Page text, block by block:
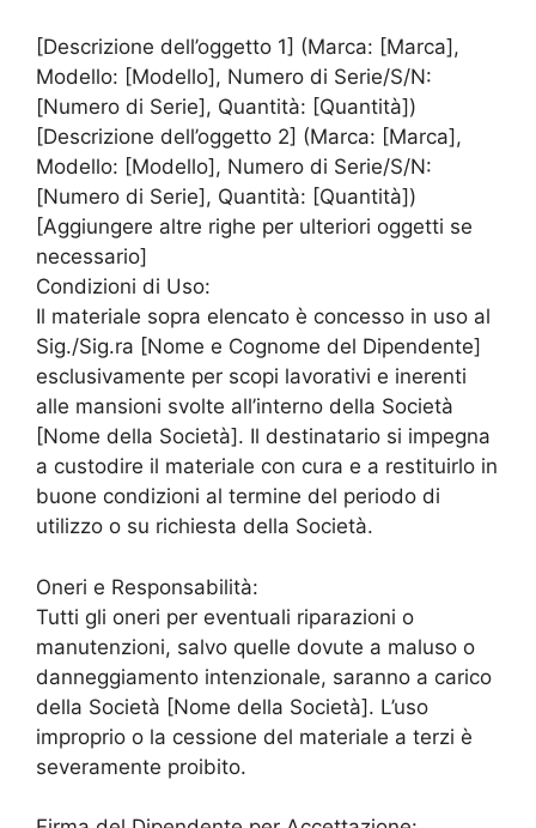
[Descrizione dell’oggetto 1] (Marca: [Marca],
Modello: [Modello], Numero di Serie/S/N:
[Numero di Serie], Quantità: [Quantità])
[Descrizione dell’oggetto 2] (Marca: [Marca],
Modello: [Modello], Numero di Serie/S/N:
[Numero di Serie], Quantità: [Quantità])
[Aggiungere altre righe per ulteriori oggetti se
necessario]
Condizioni di Uso:
Il materiale sopra elencato è concesso in uso al
Sig./Sig.ra [Nome e Cognome del Dipendente]
esclusivamente per scopi lavorativi e inerenti
alle mansioni svolte all’interno della Società
[Nome della Società]. Il destinatario si impegna
a custodire il materiale con cura e a restituirlo in
buone condizioni al termine del periodo di
utilizzo o su richiesta della Società.
Oneri e Responsabilità:
Tutti gli oneri per eventuali riparazioni o
manutenzioni, salvo quelle dovute a maluso o
danneggiamento intenzionale, saranno a carico
della Società [Nome della Società]. L’uso
improprio o la cessione del materiale a terzi è
severamente proibito.